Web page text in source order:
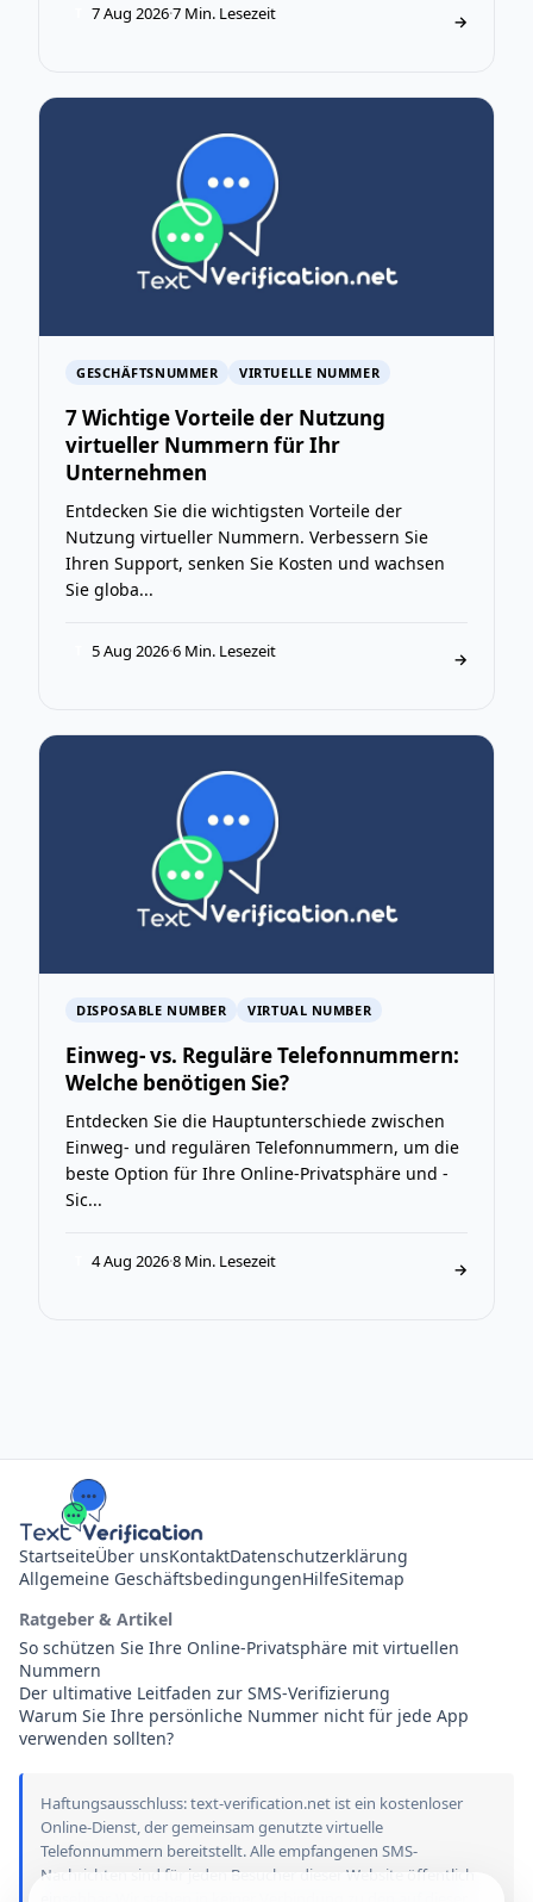
7 Aug 2026·7 Min. Lesezeit →
GESCHÄFTSNUMMER VIRTUELLE NUMMER
7 Wichtige Vorteile der Nutzung
virtueller Nummern für Ihr
Unternehmen
Entdecken Sie die wichtigsten Vorteile der
Nutzung virtueller Nummern. Verbessern Sie
Ihren Support, senken Sie Kosten und wachsen
Sie globa...
5 Aug 2026·6 Min. Lesezeit →
DISPOSABLE NUMBER VIRTUAL NUMBER
Einweg- vs. Reguläre Telefonnummern:
Welche benötigen Sie?
Entdecken Sie die Hauptunterschiede zwischen
Einweg- und regulären Telefonnummern, um die
beste Option für Ihre Online-Privatsphäre und -
Sic...
4 Aug 2026·8 Min. Lesezeit →
StartseiteÜber unsKontaktDatenschutzerklärung
Allgemeine GeschäftsbedingungenHilfeSitemap
Ratgeber & Artikel
So schützen Sie Ihre Online-Privatsphäre mit virtuellen
Nummern
Der ultimative Leitfaden zur SMS-Verifizierung
Warum Sie Ihre persönliche Nummer nicht für jede App
verwenden sollten?
Haftungsausschluss: text-verification.net ist ein kostenloser
Online-Dienst, der gemeinsam genutzte virtuelle
Telefonnummern bereitstellt. Alle empfangenen SMS-
Nachrichten sind für jeden Besucher dieser Website öffentlich